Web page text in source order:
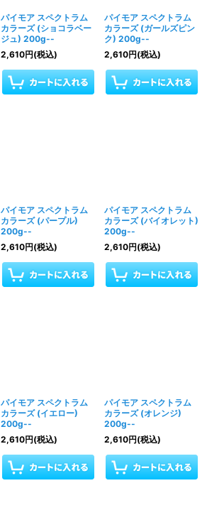
パイモア スペクトラム
カラーズ (ショコラベー
ジュ) 200g--
2,610円(税込)
パイモア スペクトラム
カラーズ (ガールズピン
ク) 200g--
2,610円(税込)
パイモア スペクトラム
カラーズ (パープル)
200g--
2,610円(税込)
パイモア スペクトラム
カラーズ (バイオレット)
200g--
2,610円(税込)
パイモア スペクトラム
カラーズ (イエロー)
200g--
2,610円(税込)
パイモア スペクトラム
カラーズ (オレンジ)
200g--
2,610円(税込)